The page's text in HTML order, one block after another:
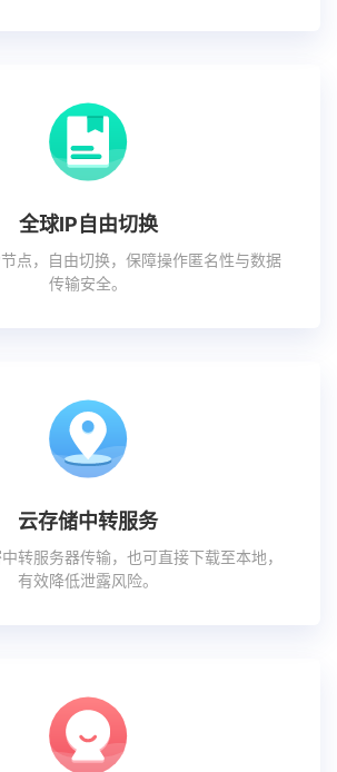
全球IP自由切换
点，自由切换，保障操作匿名性与数据
传输安全。
云存储中转服务
转服务器传输，也可直接下载至本地，
有效降低泄露风险。